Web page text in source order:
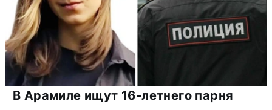
В Арамиле ищут 16-летнего парня